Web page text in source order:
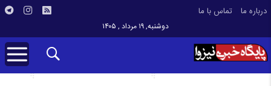
درباره ما تماس با ما
دوشنبه, ۱۹ مرداد , ۱۴۰۵